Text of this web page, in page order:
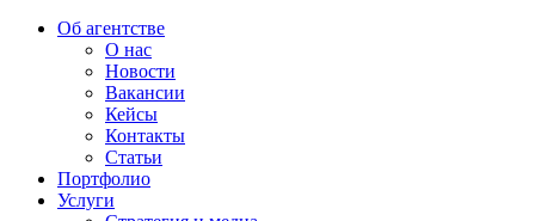
Об агентстве
О нас
Новости
Вакансии
Кейсы
Контакты
Статьи
Портфолио
Услуги